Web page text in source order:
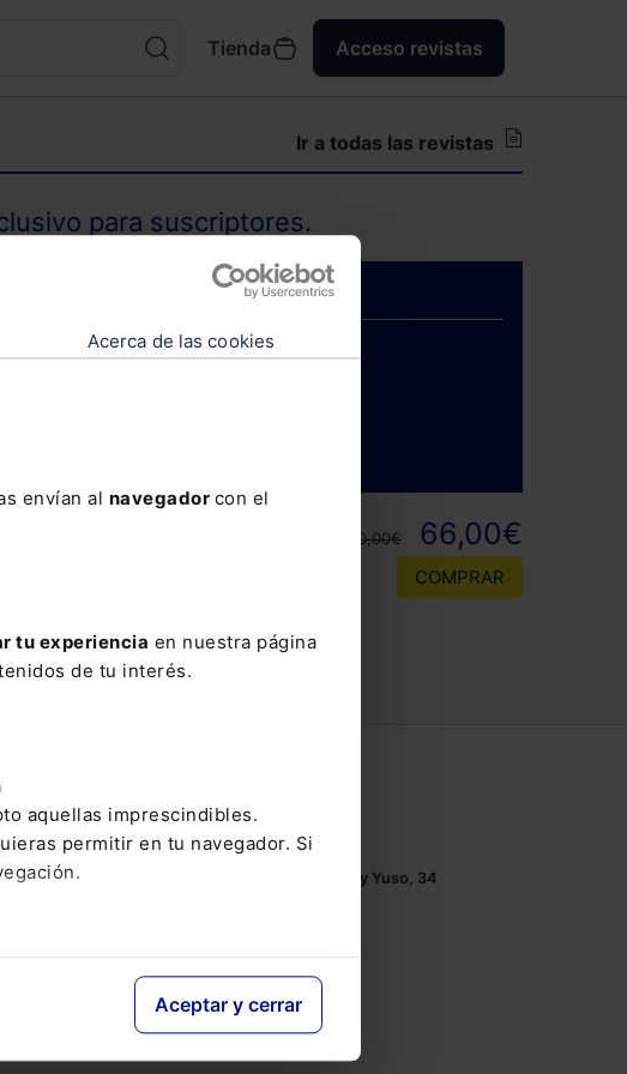
Acerca de las cookies
envían al navegador con el
tu experiencia en nuestra página
de tu interés.
aquellas imprescindibles.
permitir en tu navegador. Si
Aceptar y cerrar
Tienda Acceso revistas
Ir a todas las revistas
para suscriptores.
oportunidad y
110,00€ 66,00€
COMPRAR
Tel.: 91 210 80 00
Mándanos unemail
Monasterios de Suso y Yuso, 34